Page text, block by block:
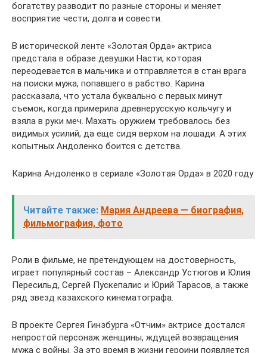
богатству разводит по разные стороны и меняет
восприятие чести, долга и совести.
В исторической ленте «Золотая Орда» актриса
предстала в образе девушки Насти, которая
переодевается в мальчика и отправляется в стан врага
на поиски мужа, попавшего в рабство. Карина
рассказала, что устала буквально с первых минут
съемок, когда примерила древнерусскую кольчугу и
взяла в руки меч. Махать оружием требовалось без
видимых усилий, да еще сидя верхом на лошади. А этих
копытных Андоленко боится с детства.
Карина Андоленко в сериале «Золотая Орда» в 2020 году
Читайте также: Мария Андреева — биография,
фильмография, фото
Роли в фильме, не претендующем на достоверность,
играет популярный состав – Александр Устюгов и Юлия
Пересильд, Сергей Пускепалис и Юрий Тарасов, а также
ряд звезд казахского кинематографа.
В проекте Сергея Гинзбурга «Отчим» актрисе достался
непростой персонаж женщины, ждущей возвращения
мужа с войны. За это время в жизни героини появляется